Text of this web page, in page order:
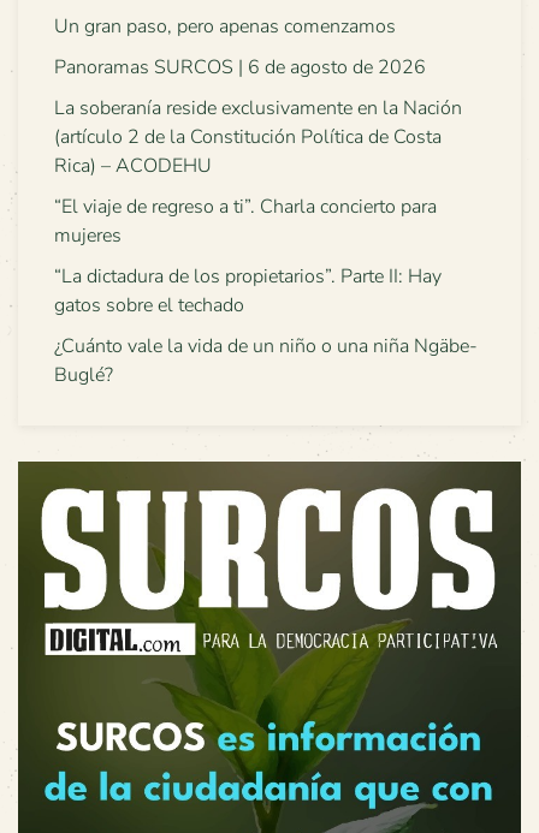
Un gran paso, pero apenas comenzamos
Panoramas SURCOS | 6 de agosto de 2026
La soberanía reside exclusivamente en la Nación
(artículo 2 de la Constitución Política de Costa
Rica) – ACODEHU
“El viaje de regreso a ti”. Charla concierto para
mujeres
“La dictadura de los propietarios”. Parte II: Hay
gatos sobre el techado
¿Cuánto vale la vida de un niño o una niña Ngäbe-
Buglé?